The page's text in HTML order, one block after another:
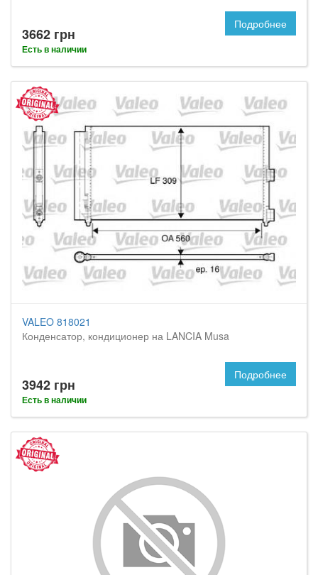
3662 грн
Есть в наличии
Подробнее
VALEO 818021
Конденсатор, кондиционер на LANCIA Musa
3942 грн
Есть в наличии
Подробнее